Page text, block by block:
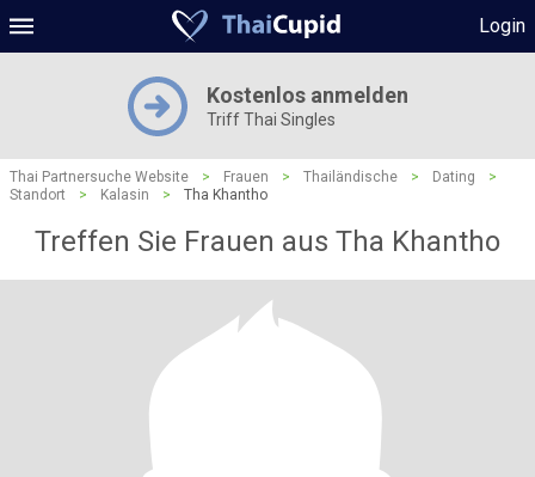
Login
Kostenlos anmelden
Triff Thai Singles
Thai Partnersuche Website > Frauen > Thailändische > Dating
>
Standort
> Kalasin > Tha Khantho
Treffen Sie Frauen aus Tha Khantho